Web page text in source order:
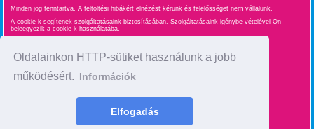
Oldalainkon HTTP-sütiket használunk a jobb
működésért. Információk
Elfogadás
Minden jog fenntartva. A feltöltési hibákért elnézést kérünk és felelősséget nem vállalunk.
A cookie-k segítenek szolgáltatásaink biztosításában. Szolgáltatásaink igénybe vételével Ön
beleegyezik a cookie-k használatába.
Oldaltérkép